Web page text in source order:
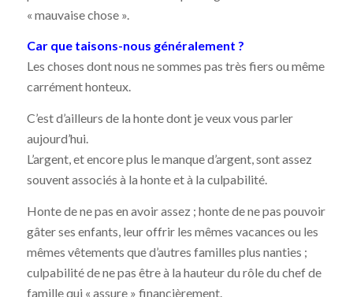
« mauvaise chose ».
Car que taisons-nous généralement ?
Les choses dont nous ne sommes pas très fiers ou même
carrément honteux.
C’est d’ailleurs de la honte dont je veux vous parler
aujourd’hui.
L’argent, et encore plus le manque d’argent, sont assez
souvent associés à la honte et à la culpabilité.
Honte de ne pas en avoir assez ; honte de ne pas pouvoir
gâter ses enfants, leur offrir les mêmes vacances ou les
mêmes vêtements que d’autres familles plus nanties ;
culpabilité de ne pas être à la hauteur du rôle du chef de
famille qui « assure » financièrement.